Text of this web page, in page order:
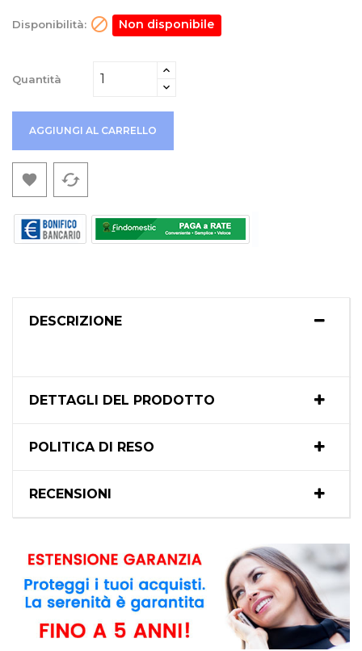
Disponibilità:  Non disponibile
Quantità
AGGIUNGI AL CARRELLO
 cached
DESCRIZIONE
DETTAGLI DEL PRODOTTO
POLITICA DI RESO
RECENSIONI